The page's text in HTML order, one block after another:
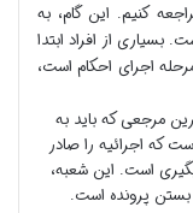
کنیم. این گام، به
از افراد ابتدا
اجرای احکام است،
مرجعی که باید به
که اجرائیه را صادر
است. این شعبه،
بستن پرونده است.